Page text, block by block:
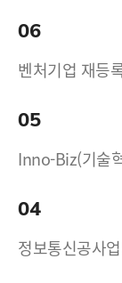
06
벤처기업 재등
05
Inno-Biz(기술
04
정보통신공사